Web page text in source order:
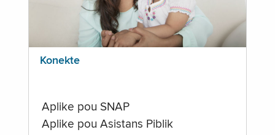
Konekte
Aplike pou SNAP
Aplike pou Asistans Piblik